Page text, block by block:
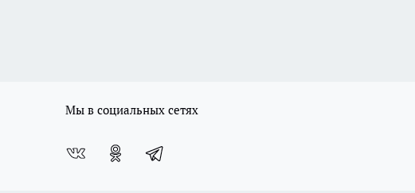
Мы в социальных сетях